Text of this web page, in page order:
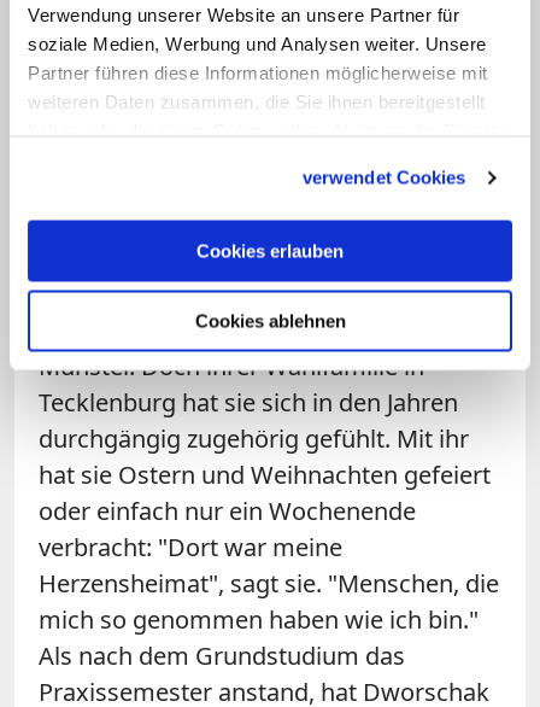
Verwendung unserer Website an unsere Partner für
soziale Medien, Werbung und Analysen weiter. Unsere
Partner führen diese Informationen möglicherweise mit
weiteren Daten zusammen, die Sie ihnen bereitgestellt
verwendet Cookies
Cookies erlauben
Cookies ablehnen
gekostet, ihre Mimik und Gestik zu
deuten", erzählt Dworschak. "Aber sie hat
mir geholfen, mich auf die Situation
Fünf Jahre ohne Arche
Nach dem Jahr bekam Ursula Dworschak
eine Zusage für ein Studium der
Heilpädagogik und zog 2003 nach
Münster. Doch ihrer Wahlfamilie in
Tecklenburg hat sie sich in den Jahren
durchgängig zugehörig gefühlt. Mit ihr
hat sie Ostern und Weihnachten gefeiert
oder einfach nur ein Wochenende
verbracht: "Dort war meine
Herzensheimat", sagt sie. "Menschen, die
mich so genommen haben wie ich bin."
Als nach dem Grundstudium das
Praxissemester anstand, hat Dworschak